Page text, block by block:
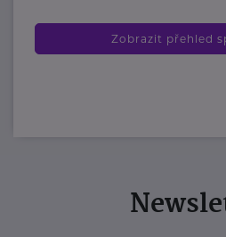
Zobrazit přehled